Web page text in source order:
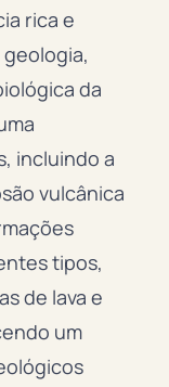
rica e
da
incluindo a
vulcânica
tipos,
de lava e
um